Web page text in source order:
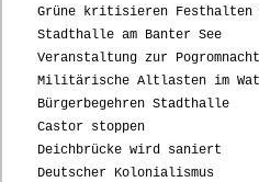
Grüne kritisieren Festhalten
Stadthalle am Banter See
Veranstaltung zur
Militärische Altlasten im
Bürgerbegehren Stadthalle
Castor stoppen
Deichbrücke wird saniert
Deutscher Kolonialismus